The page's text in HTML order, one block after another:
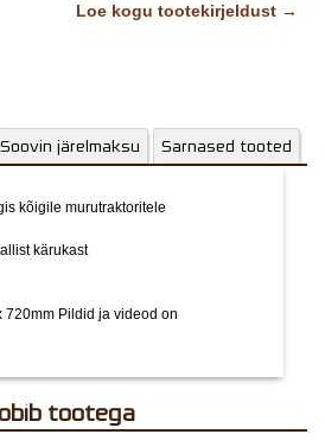
Loe kogu tootekirjeldust →
Soovin järelmaksu Sarnased tooted
kõigile murutraktoritele
kärukast
720mm Pildid ja videod on
Sobib tootega